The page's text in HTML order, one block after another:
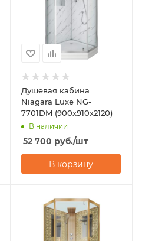
Душевая кабина
Niagara Luxe NG-
7701DM (900x910х2120)
В наличии
52 700 руб./шт
В корзину